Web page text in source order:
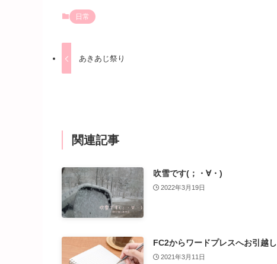
日常
あきあじ祭り
関連記事
吹雪です(；・∀・)
2022年3月19日
FC2からワードプレスへお引越し
2021年3月11日